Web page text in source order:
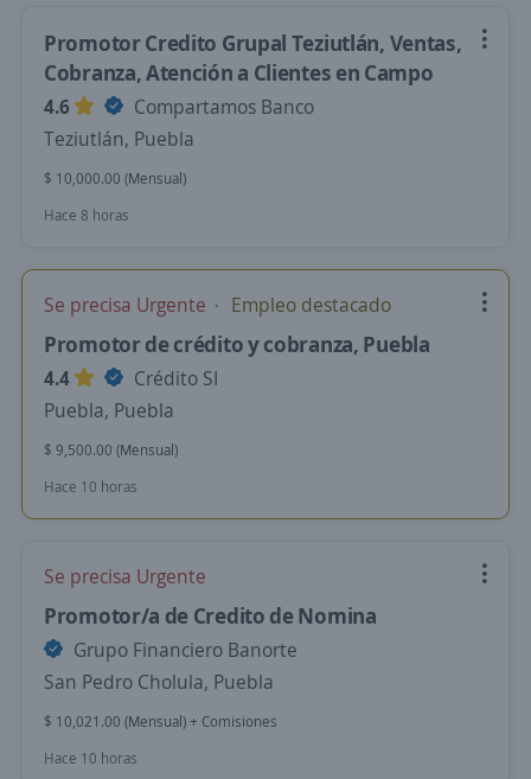
Promotor Credito Grupal Teziutlán, Ventas,
Cobranza, Atención a Clientes en Campo
4.6
Compartamos Banco
Teziutlán, Puebla
$ 10,000.00 (Mensual)
Hace 8 horas
Se precisa Urgente Empleo destacado
Promotor de crédito y cobranza, Puebla
4.4
Crédito SI
Puebla, Puebla
$ 9,500.00 (Mensual)
Hace 10 horas
Se precisa Urgente
Promotor/a de Credito de Nomina
Grupo Financiero Banorte
San Pedro Cholula, Puebla
$ 10,021.00 (Mensual) + Comisiones
Hace 10 horas